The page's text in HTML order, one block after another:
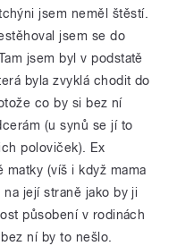
jsem neměl štěstí.
jsem se do
jsem byl v podstatě
byla zvyklá chodit do
co by si bez ní
(u synů se jí to
poloviček). Ex
matky (víš i když mama
její straně jako by ji
působení v rodinách
ní by to nešlo.